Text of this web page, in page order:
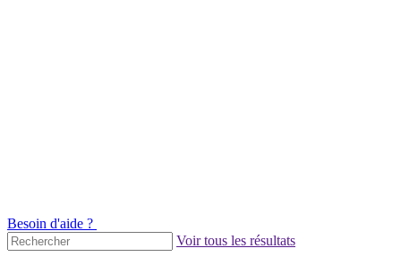
Besoin d'aide ?
Voir tous les résultats